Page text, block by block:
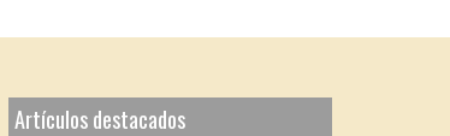
Artículos destacados